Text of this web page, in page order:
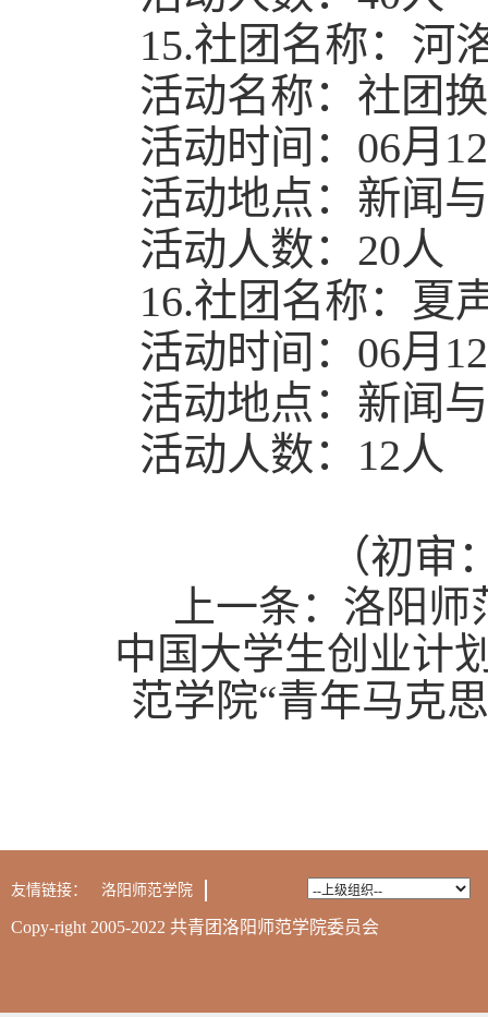
15.社团名称：河
活动名称：社团
活动时间：06月
活动地点：新闻
活动人数：20人
16.社团名称：夏
活动时间：06月
活动地点：新闻
活动人数：12人
（初
上一条： 洛阳师
中国大学生创业计
范学院“青年马克
友情链接： 洛阳师范学院
Copy-right 2005-2022 共青团洛阳师范学院委员会